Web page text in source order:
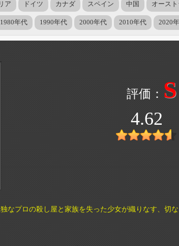
ア ドイツ カナダ スペイン 中国 オース
1980年代 1990年代 2000年代 2010年代 2020
S
4.62
なプロの殺し屋と家族を失った少女が織りなす、切